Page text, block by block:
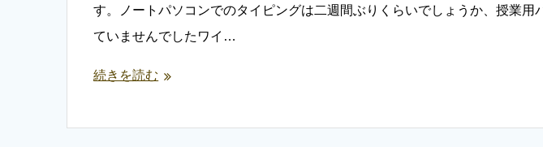
す。ノートパソコンでのタイピングは二週間ぶりくらいでしょうか、授業用
ていませんでしたワイ…
続きを読む